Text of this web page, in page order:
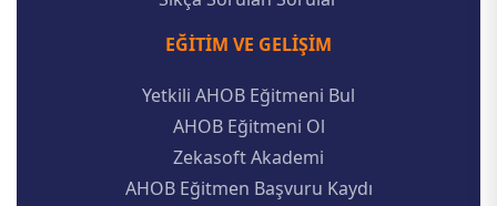
EĞITIM VE GELIŞIM
Yetkili AHOB Eğitmeni Bul
AHOB Eğitmeni Ol
Zekasoft Akademi
AHOB Eğitmen Başvuru Kaydı